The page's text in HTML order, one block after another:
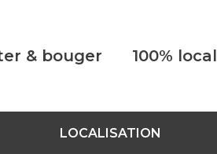
& bouger 100% local
LOCALISATION